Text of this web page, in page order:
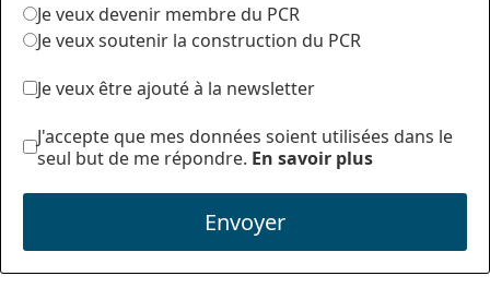
Je veux devenir membre du PCR
Je veux soutenir la construction du PCR
Je veux être ajouté à la newsletter
J'accepte que mes données soient utilisées dans le
seul but de me répondre. En savoir plus
Envoyer